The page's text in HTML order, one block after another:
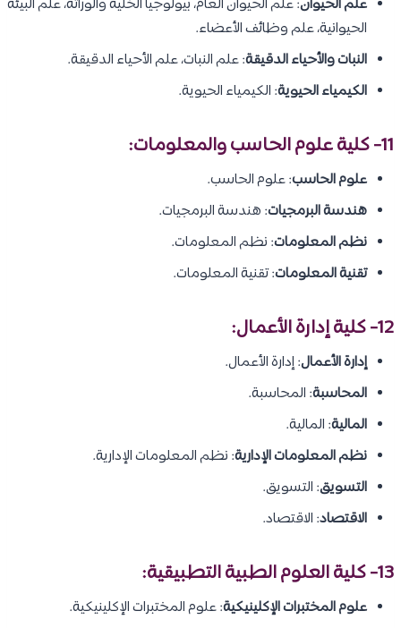
علم الحيوان: علم الحيوان العام، بيولوجيا الخلية والوراثة، علم البيئة
الحيوانية، علم وظائف الأعضاء.
النبات والأحياء الدقيقة: علم النبات، علم الأحياء الدقيقة.
الكيمياء الحيوية: الكيمياء الحيوية.
11- كلية علوم الحاسب والمعلومات:
علوم الحاسب: علوم الحاسب.
هندسة البرمجيات: هندسة البرمجيات.
نظم المعلومات: نظم المعلومات.
تقنية المعلومات: تقنية المعلومات.
12- كلية إدارة الأعمال:
إدارة الأعمال: إدارة الأعمال.
المحاسبة: المحاسبة.
المالية: المالية.
نظم المعلومات الإدارية: نظم المعلومات الإدارية.
التسويق: التسويق.
الاقتصاد: الاقتصاد.
13- كلية العلوم الطبية التطبيقية:
علوم المختبرات الإكلينيكية: علوم المختبرات الإكلينيكية.